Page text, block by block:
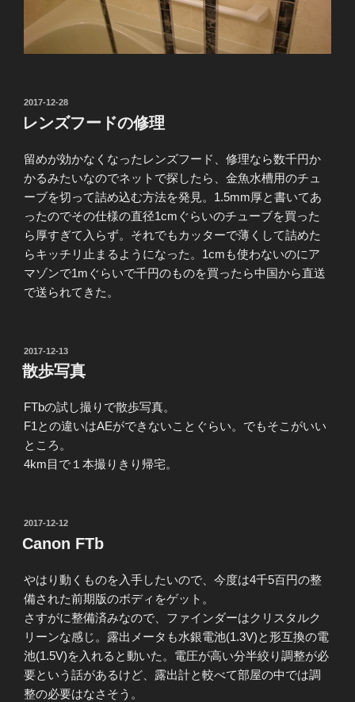
投
稿
日:
2017-12-28
レンズフードの修理
留めが効かなくなったレンズフード、修理なら数千円か
かるみたいなのでネットで探したら、金魚水槽用のチュ
ーブを切って詰め込む方法を発見。1.5mm厚と書いてあ
ったのでその仕様の直径1cmぐらいのチューブを買った
ら厚すぎて入らず。それでもカッターで薄くして詰めた
らキッチリ止まるようになった。1cmも使わないのにア
マゾンで1mぐらいで千円のものを買ったら中国から直送
で送られてきた。
投
稿
日:
2017-12-13
散歩写真
FTbの試し撮りで散歩写真。
F1との違いはAEができないことぐらい。でもそこがいい
ところ。
4km目で１本撮りきり帰宅。
投
稿
日:
2017-12-12
Canon FTb
やはり動くものを入手したいので、今度は4千5百円の整
備された前期版のボディをゲット。
さすがに整備済みなので、ファインダーはクリスタルク
リーンな感じ。露出メータも水銀電池(1.3V)と形互換の電
池(1.5V)を入れると動いた。電圧が高い分半絞り調整が必
要という話があるけど、露出計と較べて部屋の中では調
整の必要はなさそう。